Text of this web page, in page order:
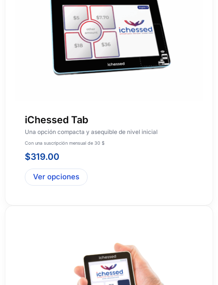
iChessed Tab
Una opción compacta y asequible de nivel inicial
Con una suscripción mensual de 30 $
$319.00
Ver opciones